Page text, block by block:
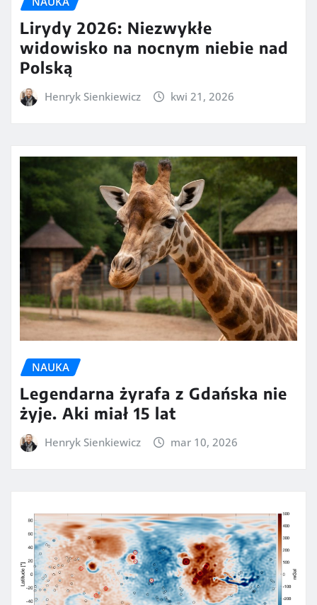
Lirydy 2026: Niezwykłe
widowisko na nocnym niebie nad
Polską
Henryk Sienkiewicz kwi 21, 2026
NAUKA
Legendarna żyrafa z Gdańska nie
żyje. Aki miał 15 lat
Henryk Sienkiewicz mar 10, 2026